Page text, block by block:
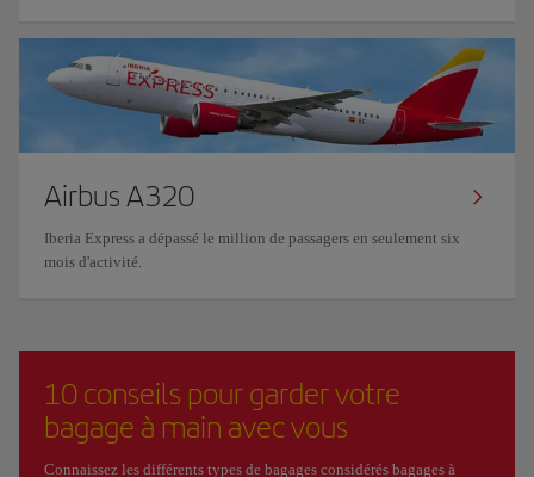
Airbus A320
Iberia Express a dépassé le million de passagers en seulement six
mois d'activité.
10 conseils pour garder votre
bagage à main avec vous
Connaissez les différents types de bagages considérés bagages à